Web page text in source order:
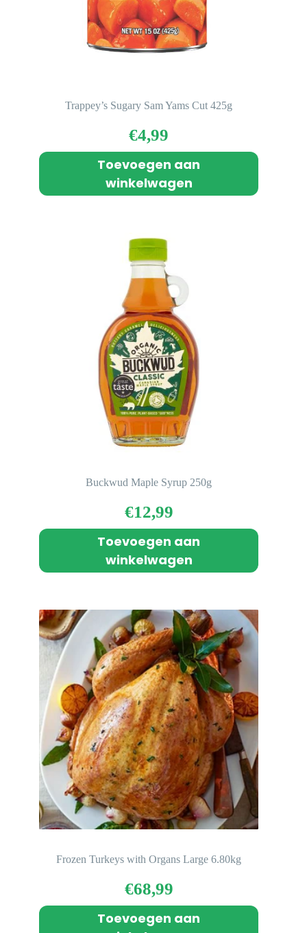
Trappey’s Sugary Sam Yams Cut 425g
€4,99
Toevoegen aan
winkelwagen
Buckwud Maple Syrup 250g
€12,99
Toevoegen aan
winkelwagen
Frozen Turkeys with Organs Large 6.80kg
€68,99
Toevoegen aan